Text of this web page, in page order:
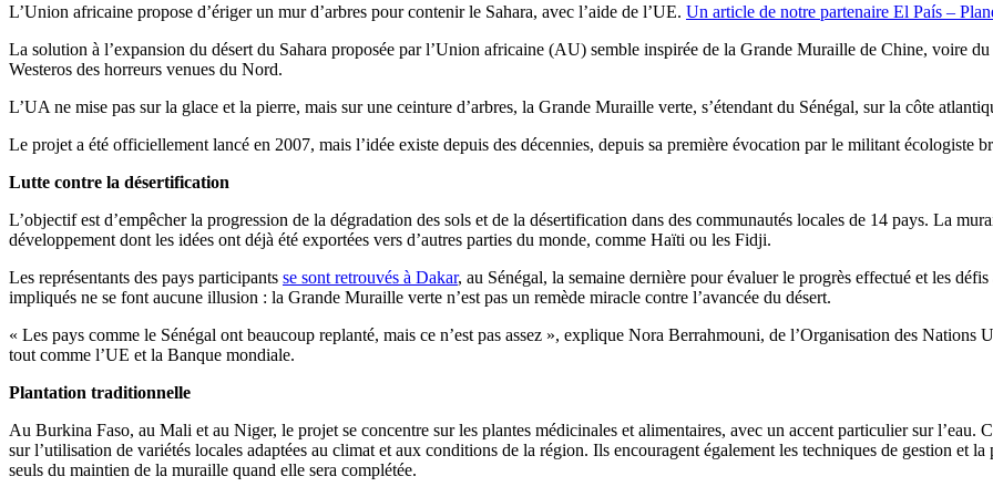
L’Union africaine propose d’ériger un mur d’arbres pour contenir le Sahara, avec l’aide de l’UE. Un article de notre partenaire El País –
La solution à l’expansion du désert du Sahara proposée par l’Union africaine (AU) semble inspirée de la Grande Muraille de Chine, voire
Westeros des horreurs venues du Nord.
L’UA ne mise pas sur la glace et la pierre, mais sur une ceinture d’arbres, la Grande Muraille verte, s’étendant du Sénégal, sur la côte
Le projet a été officiellement lancé en 2007, mais l’idée existe depuis des décennies, depuis sa première évocation par le militant écologiste
Lutte contre la désertification
L’objectif est d’empêcher la progression de la dégradation des sols et de la désertification dans des communautés locales de 14 pays. La
développement dont les idées ont déjà été exportées vers d’autres parties du monde, comme Haïti ou les Fidji.
Les représentants des pays participants se sont retrouvés à Dakar, au Sénégal, la semaine dernière pour évaluer le progrès effectué et les
impliqués ne se font aucune illusion : la Grande Muraille verte n’est pas un remède miracle contre l’avancée du désert.
« Les pays comme le Sénégal ont beaucoup replanté, mais ce n’est pas assez », explique Nora Berrahmouni, de l’Organisation des
tout comme l’UE et la Banque mondiale.
Plantation traditionnelle
Au Burkina Faso, au Mali et au Niger, le projet se concentre sur les plantes médicinales et alimentaires, avec un accent particulier sur l’eau.
sur l’utilisation de variétés locales adaptées au climat et aux conditions de la région. Ils encouragent également les techniques de gestion et
seuls du maintien de la muraille quand elle sera complétée.